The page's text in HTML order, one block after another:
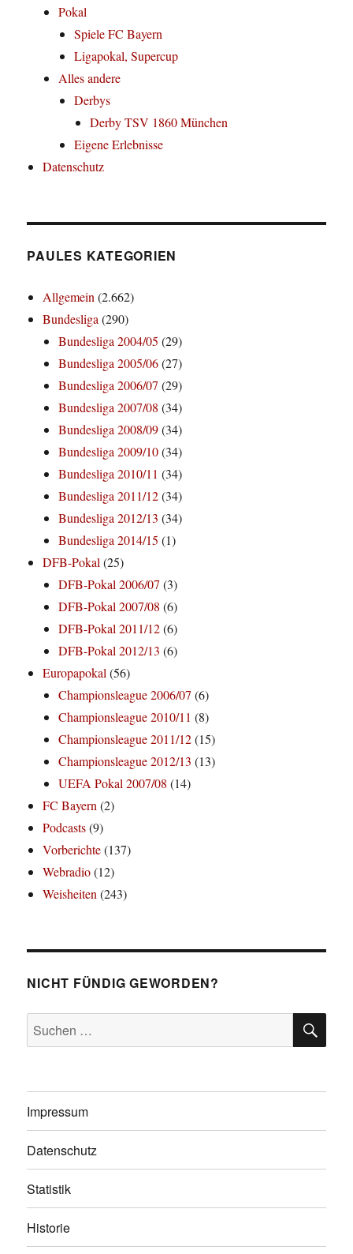
Pokal
Spiele FC Bayern
Ligapokal, Supercup
Alles andere
Derbys
Derby TSV 1860 München
Eigene Erlebnisse
Datenschutz
PAULES KATEGORIEN
Allgemein(2.662)
Bundesliga(290)
Bundesliga 2004/05 (29)
Bundesliga 2005/06(27)
Bundesliga 2006/07 (29)
Bundesliga 2007/08 (34)
Bundesliga 2008/09(34)
Bundesliga 2009/10(34)
Bundesliga 2010/11 (34)
Bundesliga 2011/12(34)
Bundesliga 2012/13 (34)
Bundesliga 2014/15 (1)
DFB-Pokal(25)
DFB-Pokal 2006/07 (3)
DFB-Pokal 2007/08 (6)
DFB-Pokal 2011/12(6)
DFB-Pokal 2012/13 (6)
Europapokal(56)
Championsleague 2006/07 (6)
Championsleague 2010/11 (8)
Championsleague 2011/12(15)
Championsleague 2012/13 (13)
UEFA Pokal 2007/08 (14)
FC Bayern(2)
Podcasts(9)
Vorberichte(137)
Webradio(12)
Weisheiten(243)
NICHT FÜNDIG GEWORDEN?
Suchen
nach:
Impressum
Datenschutz
Statistik
Historie